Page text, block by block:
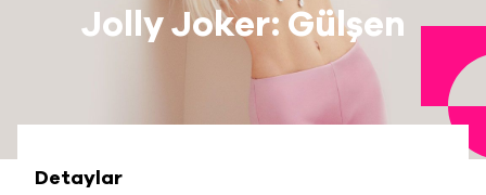
Jolly Joker: Gülşen
Detaylar